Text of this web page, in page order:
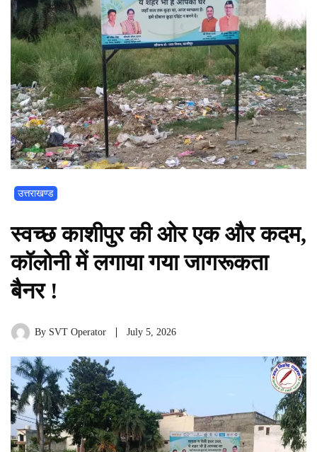
उत्तराखण्ड
स्वच्छ काशीपुर की ओर एक और कदम,
कॉलोनी में लगाया गया जागरूकता
बैनर !
By SVT Operator July 5, 2026